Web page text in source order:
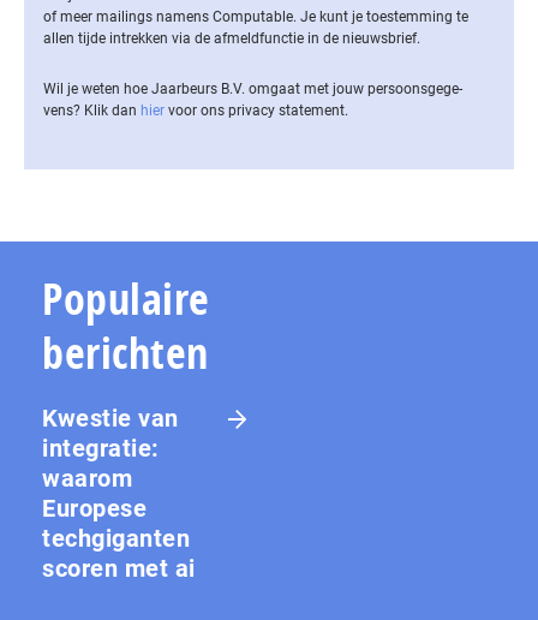
of meer mailings namens Computable. Je kunt je toestemming te
allen tijde intrekken via de af­meld­func­tie in de nieuwsbrief.
Wil je weten hoe Jaarbeurs B.V. omgaat met jouw per­soons­ge­ge­
vens? Klik dan hier voor ons privacy statement.
Populaire
berichten
Kwestie van
integratie:
waarom
Europese
techgiganten
scoren met ai